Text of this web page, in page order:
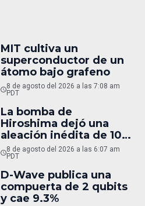
MIT cultiva un
superconductor de un
átomo bajo grafeno
8 de agosto del 2026 a las 7:08 am
PDT
La bomba de
Hiroshima dejó una
aleación inédita de 10
micras
8 de agosto del 2026 a las 6:07 am
PDT
D-Wave publica una
compuerta de 2 qubits
y cae 9.3%